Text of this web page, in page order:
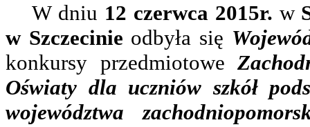
W dniu 12 czerwca 2015r. w
w Szczecinie odbyła się
konkursy przedmiotowe
Oświaty dla uczniów szkół
województwa